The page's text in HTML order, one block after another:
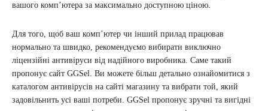
вашого комп’ютера за максимально доступною ціною.
Для того, щоб ваш комп’ютер чи інший прилад працював
нормально та швидко, рекомендуємо вибирати виключно
ліцензійні антивіруси від надійного виробника. Саме такий
пропонує сайт GGSel. Ви можете більш детально ознайомитися з
каталогом антивірусів на сайті магазину та вибрати той, який
задовільнить усі ваші потреби. GGSel пропонує зручні та вигідні